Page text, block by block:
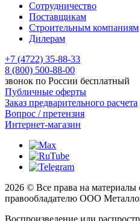
Сотрудничество
Поставщикам
Строительным компаниям
Дилерам
+7 (4722) 35-88-33
8 (800) 500-88-00
звонок по России бесплатный
Публичные оферты
Заказ предварительного расчета
Вопрос / претензия
Интернет-магазин
2026 © Все права на материалы
правообладателю ООО
Воспроизведение или